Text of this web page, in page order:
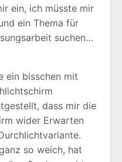
ein, ich müsste mir
ein Thema für
suchen…
ein bisschen mit
dass mir die
wider Erwarten
so weich, hat